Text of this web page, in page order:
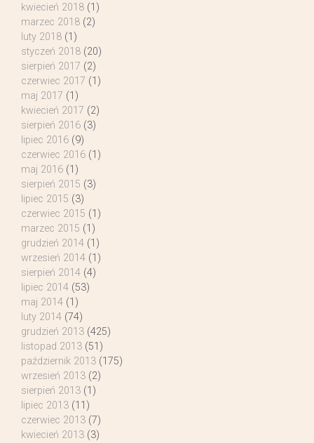
kwiecień 2018 (1)
marzec 2018 (2)
luty 2018 (1)
styczeń 2018 (20)
sierpień 2017 (2)
czerwiec 2017 (1)
maj 2017 (1)
kwiecień 2017 (2)
sierpień 2016 (3)
lipiec 2016 (9)
czerwiec 2016 (1)
maj 2016 (1)
sierpień 2015 (3)
lipiec 2015 (3)
czerwiec 2015 (1)
marzec 2015 (1)
grudzień 2014 (1)
wrzesień 2014 (1)
sierpień 2014 (4)
lipiec 2014 (53)
maj 2014 (1)
luty 2014 (74)
grudzień 2013 (425)
listopad 2013 (51)
październik 2013 (175)
wrzesień 2013 (2)
sierpień 2013 (1)
lipiec 2013 (11)
czerwiec 2013 (7)
kwiecień 2013 (3)